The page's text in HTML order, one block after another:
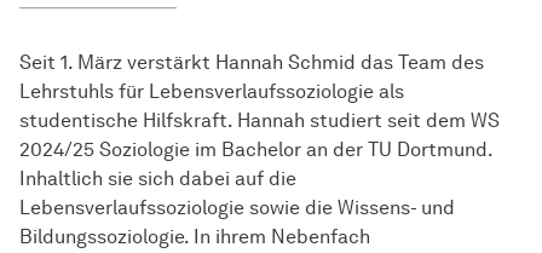
Seit 1. März verstärkt Hannah Schmid das Team des
Lehrstuhls für Lebensverlaufssoziologie als
studentische Hilfskraft. Hannah studiert seit dem WS
2024/25 Soziologie im Bachelor an der TU Dortmund.
Inhaltlich sie sich dabei auf die
Lebensverlaufssoziologie sowie die Wissens- und
Bildungssoziologie. In ihrem Nebenfach